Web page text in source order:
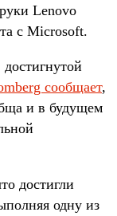
Lenovo
с Microsoft.
сообщает,
и в будущем
достигли
одну из